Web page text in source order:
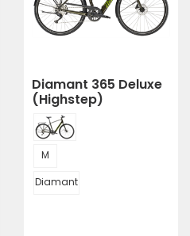
Diamant 365 Deluxe
(Highstep)
M
Diamant